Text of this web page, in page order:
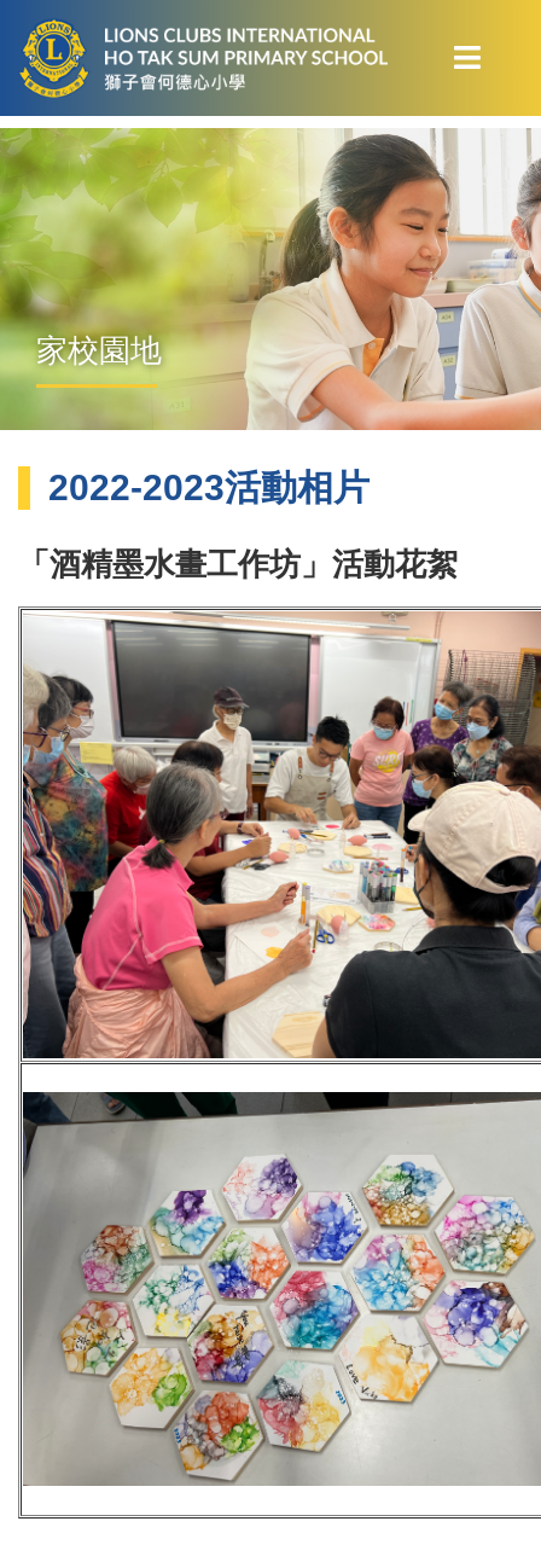
家校園地
2022-2023活動相片
「酒精墨水畫工作坊」活動花絮